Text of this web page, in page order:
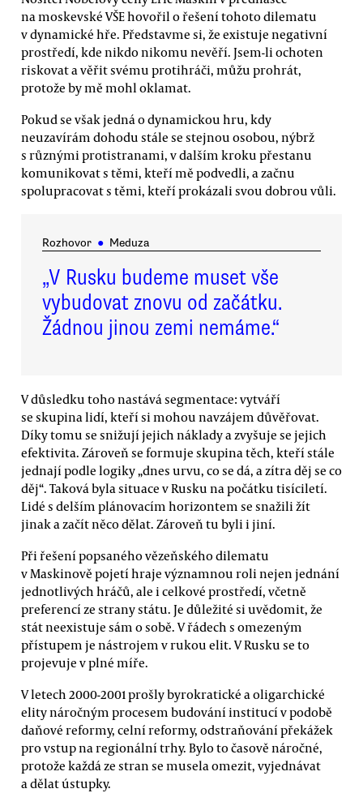
na moskevské VŠE hovořil o řešení tohoto dilematu
v dynamické hře. Představme si, že existuje negativní
prostředí, kde nikdo nikomu nevěří. Jsem-li ochoten
riskovat a věřit svému protihráči, můžu prohrát,
protože by mě mohl oklamat.
Pokud se však jedná o dynamickou hru, kdy
neuzavírám dohodu stále se stejnou osobou, nýbrž
s různými protistranami, v dalším kroku přestanu
komunikovat s těmi, kteří mě podvedli, a začnu
spolupracovat s těmi, kteří prokázali svou dobrou vůli.
Rozhovor ● Meduza
„V Rusku budeme muset vše
vybudovat znovu od začátku.
Žádnou jinou zemi nemáme.“
V důsledku toho nastává segmentace: vytváří
se skupina lidí, kteří si mohou navzájem důvěřovat.
Díky tomu se snižují jejich náklady a zvyšuje se jejich
efektivita. Zároveň se formuje skupina těch, kteří stále
jednají podle logiky „dnes urvu, co se dá, a zítra děj se co
děj“. Taková byla situace v Rusku na počátku tisíciletí.
Lidé s delším plánovacím horizontem se snažili žít
jinak a začít něco dělat. Zároveň tu byli i jiní.
Při řešení popsaného vězeňského dilematu
v Maskinově pojetí hraje významnou roli nejen jednání
jednotlivých hráčů, ale i celkové prostředí, včetně
preferencí ze strany státu. Je důležité si uvědomit, že
stát neexistuje sám o sobě. V řádech s omezeným
přístupem je nástrojem v rukou elit. V Rusku se to
projevuje v plné míře.
V letech 2000-2001 prošly byrokratické a oligarchické
elity náročným procesem budování institucí v podobě
daňové reformy, celní reformy, odstraňování překážek
pro vstup na regionální trhy. Bylo to časově náročné,
protože každá ze stran se musela omezit, vyjednávat
a dělat ústupky.